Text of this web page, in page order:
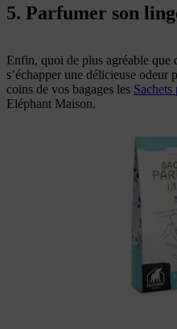
5. Parfumer son
Enfin, quoi de plus agréable que
s’échapper une délicieuse odeur
coins de vos bagages les
Eléphant Maison.